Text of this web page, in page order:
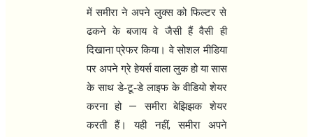
में समीरा ने अपने लुक्स को फिल्टर से
ढकने के बजाय वे जैसी हैं वैसी ही
दिखाना प्रेफर किया। वे सोशल मीडिया
पर अपने ग्रे हेयर्स वाला लुक हो या सास
के साथ डे-टू-डे लाइफ के वीडियो शेयर
करना हो —समीरा बेझिझक शेयर
करती हैं। यही नहीं,समीरा अपने